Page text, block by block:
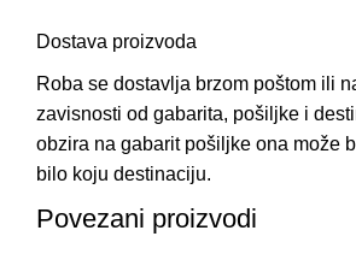
Dostava proizvoda
Roba se dostavlja brzom poštom ili
zavisnosti od gabarita, pošiljke i
obzira na gabarit pošiljke ona može
bilo koju destinaciju.
Povezani proizvodi